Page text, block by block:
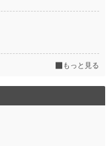
もっと見る